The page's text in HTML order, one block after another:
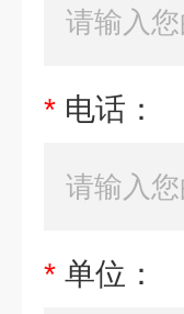
* 电话：
* 单位：